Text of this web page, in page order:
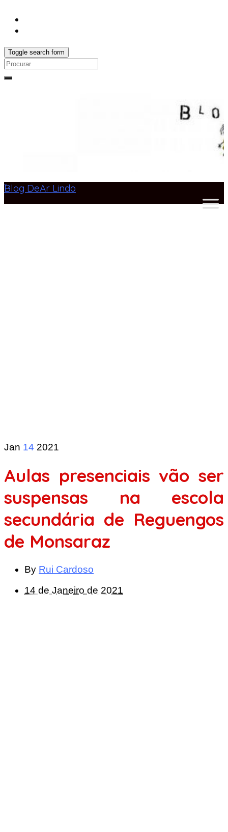
Toggle search form
Search
Blog DeAr Lindo
Jan 14 2021
Aulas presenciais vão ser
suspensas na escola
secundária de Reguengos
de Monsaraz
By Rui Cardoso
14 de Janeiro de 2021